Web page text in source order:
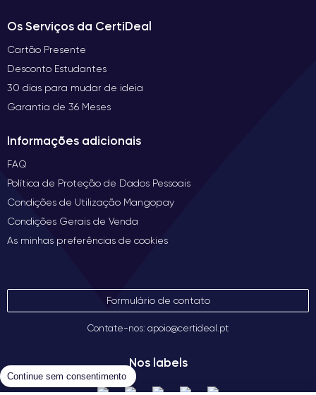
Os Serviços da CertiDeal
Cartão Presente
Desconto Estudantes
30 dias para mudar de ideia
Garantia de 36 Meses
Informações adicionais
FAQ
Política de Proteção de Dados Pessoais
Condições de Utilização Mangopay
Condições Gerais de Venda
As minhas preferências de cookies
Formulário de contato
Contate-nos: apoio@certideal.pt
Nos labels
Continue sem consentimento